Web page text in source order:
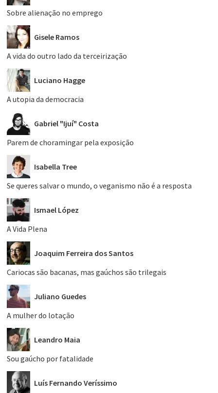
Sobre alienação no emprego
Gisele Ramos
A vida do outro lado da terceirização
Luciano Hagge
A utopia da democracia
Gabriel "Ijuí" Costa
Parem de choramingar pela exposição
Isabella Tree
Se queres salvar o mundo, o veganismo não é a resposta
Ismael López
A Vida Plena
Joaquim Ferreira dos Santos
Cariocas são bacanas, mas gaúchos são trilegais
Juliano Guedes
A mulher do lotação
Leandro Maia
Sou gaúcho por fatalidade
Luís Fernando Veríssimo